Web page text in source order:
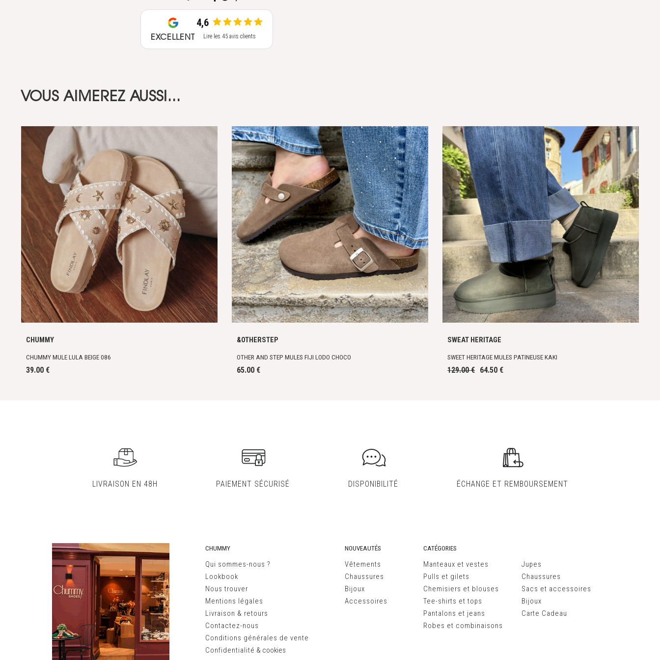
EXCELLENT
4,6
Lire les 45 avis clients
VOUS AIMEREZ AUSSI...
CHUMMY
CHUMMY MULE LULA BEIGE 086
39.00 €
&OTHERSTEP
OTHER AND STEP MULES FIJI LODO CHOCO
65.00 €
SWEAT HERITAGE
SWEET HERITAGE MULES PATINEUSE KAKI
129.00 € 64.50 €
LIVRAISON EN 48H PAIEMENT SÉCURISÉ DISPONIBILITÉ ÉCHANGE ET REMBOURSEMENT
CHUMMY
Qui sommes-nous ?
Lookbook
Nous trouver
Mentions légales
Livraison & retours
Contactez-nous
Conditions générales de vente
Confidentialité & cookies
NOUVEAUTÉS
Vêtements
Chaussures
Bijoux
Accessoires
CATÉGORIES
Manteaux et vestes
Pulls et gilets
Chemisiers et blouses
Tee-shirts et tops
Pantalons et jeans
Robes et combinaisons
Jupes
Chaussures
Sacs et accessoires
Bijoux
Carte Cadeau